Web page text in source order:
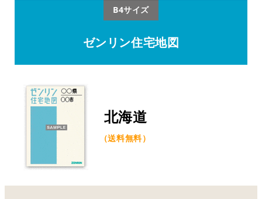
B4サイズ
ゼンリン住宅地図
北海道
（送料無料）